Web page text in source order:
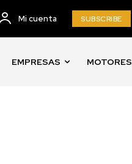
Mi cuenta SUBSCRIBE
EMPRESAS MOTORES